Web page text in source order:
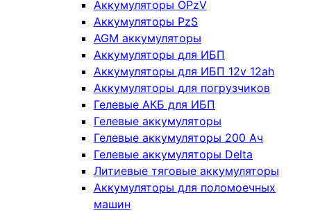
Аккумуляторы OPzV
Аккумуляторы PzS
AGM аккумуляторы
Аккумуляторы для ИБП
Аккумуляторы для ИБП 12v 12ah
Аккумуляторы для погрузчиков
Гелевые АКБ для ИБП
Гелевые аккумуляторы
Гелевые аккумуляторы 200 Ач
Гелевые аккумуляторы Delta
Литиевые тяговые аккумуляторы
Аккумуляторы для поломоечных
машин